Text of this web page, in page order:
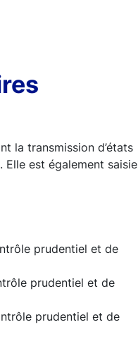
la transmission d’états
est également saisie
prudentiel et de
prudentiel et de
prudentiel et de